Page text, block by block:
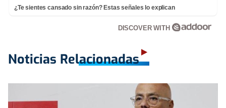
¿Te sientes cansado sin razón? Estas señales lo explican
DISCOVER WITH
Noticias Relacionadas